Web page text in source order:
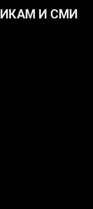
И СМИ